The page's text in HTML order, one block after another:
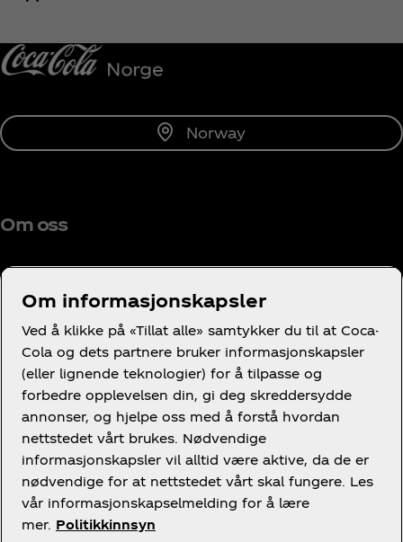
Norway
Om oss
Trenger du hjelp?
Juridisk
Om informasjonskapsler
Ved å klikke på «Tillat alle» samtykker du til at Coca-
Cola og dets partnere bruker informasjonskapsler
(eller lignende teknologier) for å tilpasse og
forbedre opplevelsen din, gi deg skreddersydde
annonser, og hjelpe oss med å forstå hvordan
nettstedet vårt brukes. Nødvendige
informasjonskapsler vil alltid være aktive, da de er
nødvendige for at nettstedet vårt skal fungere. Les
vår informasjonskapselmelding for å lære
mer. Politikkinnsyn